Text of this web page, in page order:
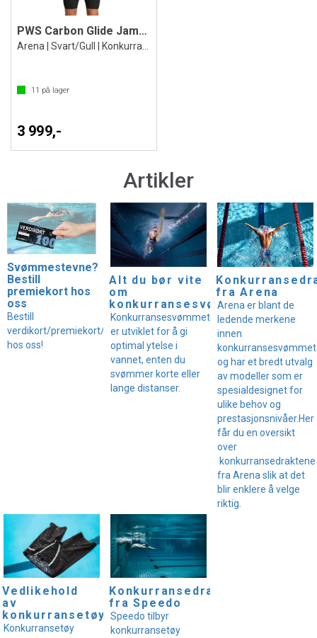
PWS Carbon Glide Jammer
11 på lager
3 999,-
Artikler
Svømmestevne?
Bestill
premiekort hos
oss
Bestill
verdikort/premiekort/gavekort
hos oss!
Alt du bør vite
om
konkurransesvømmetøy
Konkurransesvømmetøy
er utviklet for å gi
optimal ytelse i
vannet, enten du
svømmer korte eller
lange distanser.
fra Arena
Arena er blant de
ledende merkene
innen
og har et bredt utvalg
av modeller som er
spesialdesignet for
ulike behov og
prestasjonsnivåer.Her
får du en oversikt
over
konkurransedraktene
fra Arena slik at det
blir enklere å velge
riktig.
Vedlikehold
av
konkurransetøy
Konkurransetøy
Konkurransedrakter
fra Speedo
Speedo tilbyr
konkurransetøy